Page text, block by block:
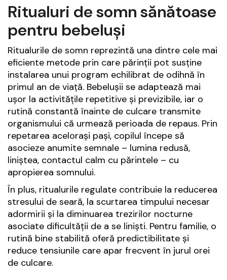
Ritualuri de somn sănătoase
pentru bebeluși
Ritualurile de somn reprezintă una dintre cele mai
eficiente metode prin care părinții pot susține
instalarea unui program echilibrat de odihnă în
primul an de viață. Bebelușii se adaptează mai
ușor la activitățile repetitive și previzibile, iar o
rutină constantă înainte de culcare transmite
organismului că urmează perioada de repaus. Prin
repetarea acelorași pași, copilul începe să
asocieze anumite semnale – lumina redusă,
liniștea, contactul calm cu părintele – cu
apropierea somnului.
În plus, ritualurile regulate contribuie la reducerea
stresului de seară, la scurtarea timpului necesar
adormirii și la diminuarea trezirilor nocturne
asociate dificultății de a se liniști. Pentru familie, o
rutină bine stabilită oferă predictibilitate și
reduce tensiunile care apar frecvent în jurul orei
de culcare.